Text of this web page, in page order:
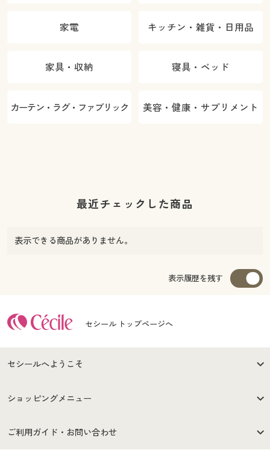
家電 キッチン・雑貨・日用品
家具・収納 寝具・ベッド
カーテン・ラグ・ファブリック 美容・健康・サプリメント
最近チェックした商品
表示できる商品がありません。
表示履歴を残す
セシール トップページへ
セシールへようこそ
はじめての方へ
セシールご利用規約
ショッピングメニュー
商品カテゴリ
ご利用ガイド・お問い合わせ